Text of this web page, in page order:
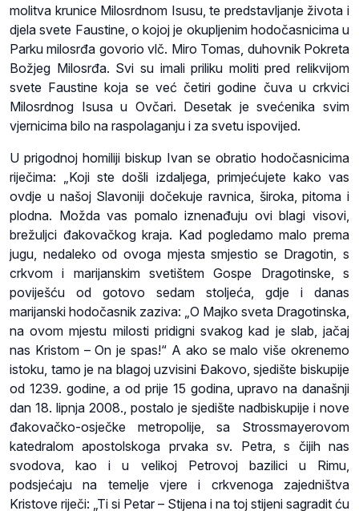
molitva krunice Milosrdnom Isusu, te predstavljanje života i
djela svete Faustine, o kojoj je okupljenim hodočasnicima u
Parku milosrđa govorio vlč. Miro Tomas, duhovnik Pokreta
Božjeg Milosrđa. Svi su imali priliku moliti pred relikvijom
svete Faustine koja se već četiri godine čuva u crkvici
Milosrdnog Isusa u Ovčari. Desetak je svećenika svim
vjernicima bilo na raspolaganju i za svetu ispovijed.
U prigodnoj homiliji biskup Ivan se obratio hodočasnicima
riječima: „Koji ste došli izdaljega, primjećujete kako vas
ovdje u našoj Slavoniji dočekuje ravnica, široka, pitoma i
plodna. Možda vas pomalo iznenađuju ovi blagi visovi,
brežuljci đakovačkog kraja. Kad pogledamo malo prema
jugu, nedaleko od ovoga mjesta smjestio se Dragotin, s
crkvom i marijanskim svetištem Gospe Dragotinske, s
poviješću od gotovo sedam stoljeća, gdje i danas
marijanski hodočasnik zaziva: „O Majko sveta Dragotinska,
na ovom mjestu milosti pridigni svakog kad je slab, jačaj
nas Kristom – On je spas!“ A ako se malo više okrenemo
istoku, tamo je na blagoj uzvisini Đakovo, sjedište biskupije
od 1239. godine, a od prije 15 godina, upravo na današnji
dan 18. lipnja 2008., postalo je sjedište nadbiskupije i nove
đakovačko-osječke metropolije, sa Strossmayerovom
katedralom apostolskoga prvaka sv. Petra, s čijih nas
svodova, kao i u velikoj Petrovoj bazilici u Rimu,
podsjećaju na temelje vjere i crkvenoga zajedništva
Kristove riječi: „Ti si Petar – Stijena i na toj stijeni sagradit ću